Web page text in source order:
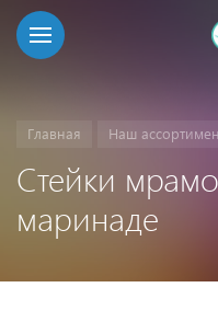
Главная Наш
Стейки
маринаде